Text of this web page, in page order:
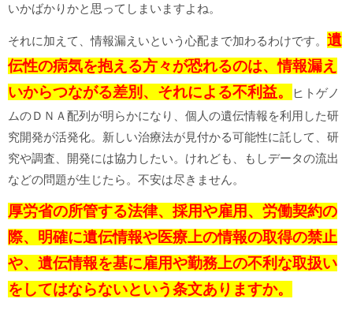
いかばかりかと思ってしまいますよね。
それに加えて、情報漏えいという心配まで加わるわけです。 遺
伝性の病気を抱える方々が恐れるのは、情報漏え
いからつながる差別、それによる不利益。
ヒトゲノ
ムのＤＮＡ配列が明らかになり、個人の遺伝情報を利用した研
究開発が活発化。新しい治療法が見付かる可能性に託して、研
究や調査、開発には協力したい。けれども、もしデータの流出
などの問題が生じたら。不安は尽きません。
厚労省の所管する法律、採用や雇用、労働契約の
際、明確に遺伝情報や医療上の情報の取得の禁止
や、遺伝情報を基に雇用や勤務上の不利な取扱い
をしてはならないという条文ありますか。